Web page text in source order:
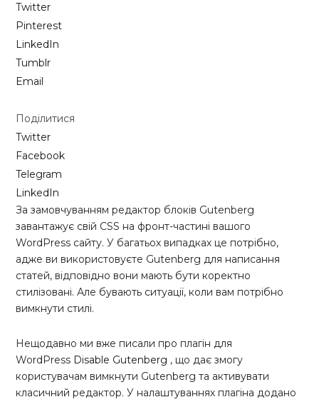
Twitter
Pinterest
LinkedIn
Tumblr
Email
Поділитися
Twitter
Facebook
Telegram
LinkedIn
За замовчуванням редактор блоків Gutenberg
завантажує свій CSS на фронт-частині вашого
WordPress сайту. У багатьох випадках це потрібно,
адже ви використовуєте Gutenberg для написання
статей, відповідно вони мають бути коректно
стилізовані. Але бувають ситуації, коли вам потрібно
вимкнути стилі.
Нещодавно ми вже писали про плагін для
WordPress Disable Gutenberg , що дає змогу
користувачам вимкнути Gutenberg та активувати
класичний редактор. У налаштуваннях плагіна додано